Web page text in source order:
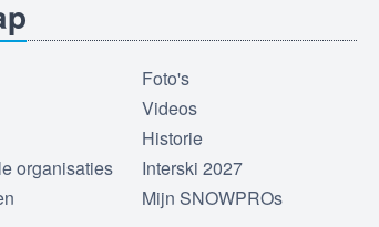
organisaties
Foto's
Videos
Historie
Interski 2027
Mijn SNOWPROs